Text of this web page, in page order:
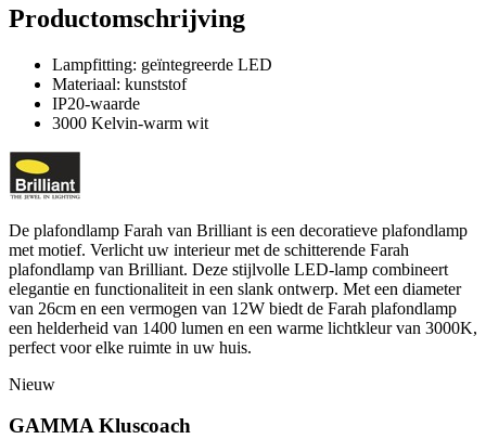
Productomschrijving
Lampfitting: geïntegreerde LED
Materiaal: kunststof
IP20-waarde
3000 Kelvin-warm wit
De plafondlamp Farah van Brilliant is een decoratieve plafondlamp
met motief. Verlicht uw interieur met de schitterende Farah
plafondlamp van Brilliant. Deze stijlvolle LED-lamp combineert
elegantie en functionaliteit in een slank ontwerp. Met een diameter
van 26cm en een vermogen van 12W biedt de Farah plafondlamp
een helderheid van 1400 lumen en een warme lichtkleur van 3000K,
perfect voor elke ruimte in uw huis.
Nieuw
GAMMA Kluscoach